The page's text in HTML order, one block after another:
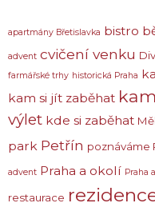
apartmány Břetislavka bistro
advent cvičení venku
farmářské trhy historická Praha
kam si jít zaběhat
výlet kde si zaběhat
park Petřín poznáváme
advent Praha a okolí Praha
restaurace